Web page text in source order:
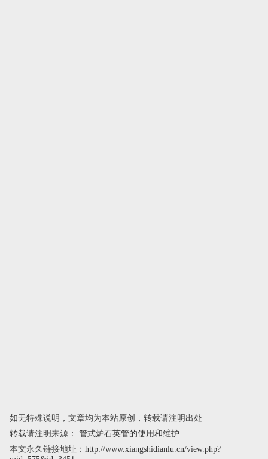
如无特殊说明，文章均为本站原创，转载请注明出处
转载请注明来源： 管式炉石英管的使用和维护
本文永久链接地址： http://www.xiangshidianlu.cn/view.php?